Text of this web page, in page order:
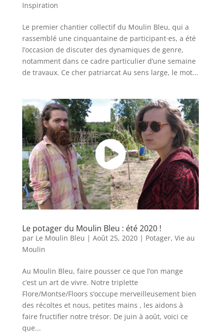
Inspiration
Le premier chantier collectif du Moulin Bleu, qui a
rassemblé une cinquantaine de participant·es, a été
l’occasion de discuter des dynamiques de genre,
notamment dans ce cadre particulier d’une semaine
de travaux. Ce cher patriarcat Au sens large, le mot...
Le potager du Moulin Bleu : été 2020 !
par Le Moulin Bleu | Août 25, 2020| Potager, Vie au
Moulin
Au Moulin Bleu, faire pousser ce que l’on mange
c’est un art de vivre. Notre triplette
Flore/Montse/Floors s’occupe merveilleusement bien
des récoltes et nous, petites mains , les aidons à
faire fructifier notre trésor. De juin à août, voici ce
que...